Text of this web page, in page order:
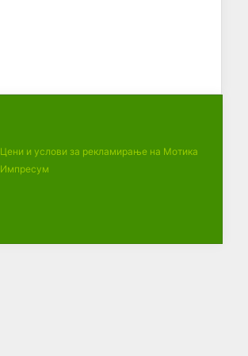
Цени и услови за рекламирање на Мотика
Импресум